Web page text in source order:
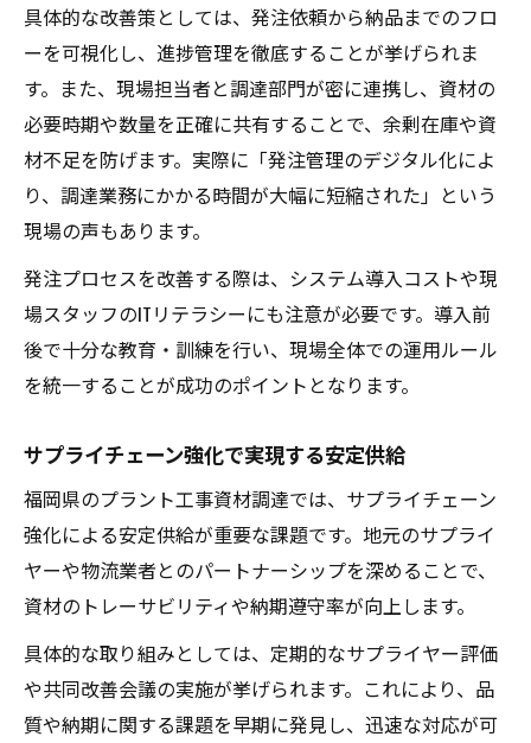
具体的な改善策としては、発注依頼から納品までのフロ
ーを可視化し、進捗管理を徹底することが挙げられま
す。また、現場担当者と調達部門が密に連携し、資材の
必要時期や数量を正確に共有することで、余剰在庫や資
材不足を防げます。実際に「発注管理のデジタル化によ
り、調達業務にかかる時間が大幅に短縮された」という
現場の声もあります。
発注プロセスを改善する際は、システム導入コストや現
場スタッフのITリテラシーにも注意が必要です。導入前
後で十分な教育・訓練を行い、現場全体での運用ルール
を統一することが成功のポイントとなります。
サプライチェーン強化で実現する安定供給
福岡県のプラント工事資材調達では、サプライチェーン
強化による安定供給が重要な課題です。地元のサプライ
ヤーや物流業者とのパートナーシップを深めることで、
資材のトレーサビリティや納期遵守率が向上します。
具体的な取り組みとしては、定期的なサプライヤー評価
や共同改善会議の実施が挙げられます。これにより、品
質や納期に関する課題を早期に発見し、迅速な対応が可